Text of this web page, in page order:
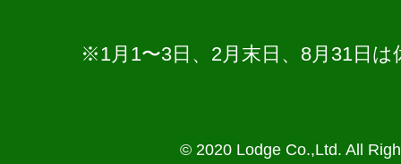
※1月1〜3日、2月末日、8月31日
© 2020 Lodge Co.,Ltd. All